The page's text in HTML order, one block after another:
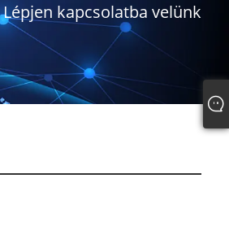
Lépjen kapcsolatba velünk